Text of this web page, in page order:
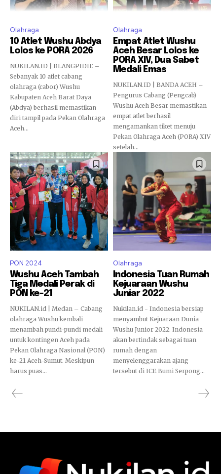
Olahraga
10 Atlet Wushu Abdya
Lolos ke PORA 2026
NUKILAN.ID | BLANGPIDIE –
Sebanyak 10 atlet cabang
olahraga (cabor) Wushu
Kabupaten Aceh Barat Daya
(Abdya) berhasil memastikan
diri tampil pada Pekan Olahraga
Aceh...
Olahraga
Empat Atlet Wushu
Aceh Besar Lolos ke
PORA XIV, Dua Sabet
Medali Emas
NUKILAN.ID | BANDA ACEH –
Pengurus Cabang (Pengcab)
Wushu Aceh Besar memastikan
empat atlet berhasil
mengamankan tiket menuju
Pekan Olahraga Aceh (PORA) XIV
setelah...
PON 2024
Wushu Aceh Tambah
Tiga Medali Perak di
PON ke-21
NUKILAN.id | Medan – Cabang
olahraga Wushu kembali
menambah pundi-pundi medali
untuk kontingen Aceh pada
Pekan Olahraga Nasional (PON)
ke-21 Aceh-Sumut. Meskipun
harus puas...
Olahraga
Indonesia Tuan Rumah
Kejuaraan Wushu
Juniar 2022
Nukilan.id - Indonesia bersiap
menyambut Kejuaraan Dunia
Wushu Junior 2022. Indonesia
akan bertindak sebagai tuan
rumah dengan
menyelenggarakan ajang
tersebut di ICE Bumi Serpong...